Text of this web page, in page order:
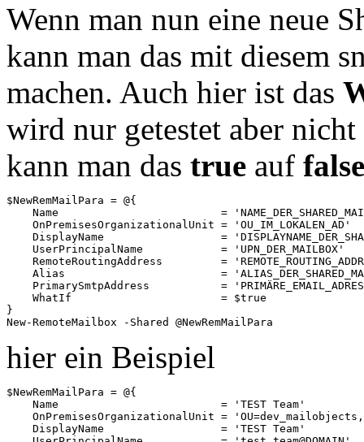
Wenn man nun eine neue
kann man das mit diesem
machen. Auch hier ist das
wird nur getestet aber
kann man das true auf false
$NewRemMailPara = @{
Name                         =
    OnPremisesOrganizationalUnit = 'OU_IM_LOKALEN_AD'
DisplayName                  =
    UserPrincipalName            = 'UPN_DER_MAILBOX'
RemoteRoutingAddress         =
Alias                        =
PrimarySmtpAddress           =
    WhatIf                       = $true
}
New-RemoteMailbox -Shared @NewRemMailPara
hier ein Beispiel
$NewRemMailPara = @{
    Name                         = 'TEST Team'
OnPremisesOrganizationalUnit =
    DisplayName                  = 'TEST Team'